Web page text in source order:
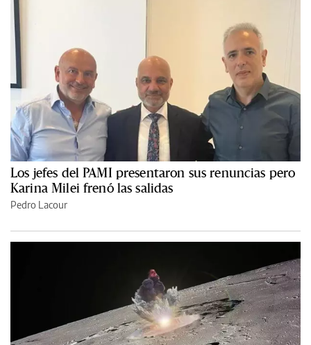
Los jefes del PAMI presentaron sus renuncias pero
Karina Milei frenó las salidas
Pedro Lacour